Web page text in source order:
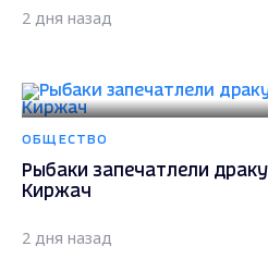
2 дня назад
ОБЩЕСТВО
Рыбаки запечатлели
Киржач
2 дня назад